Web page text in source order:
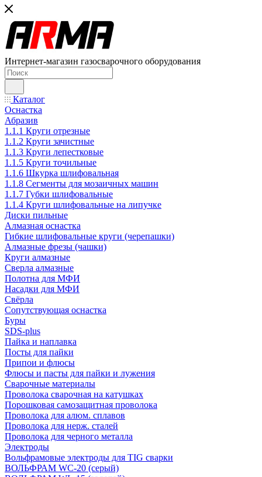
Интернет-магазин газосварочного оборудования
Каталог
Оснастка
Абразив
1.1.1 Круги отрезные
1.1.2 Круги зачистные
1.1.3 Круги лепестковые
1.1.5 Круги точильные
1.1.6 Шкурка шлифовальная
1.1.8 Сегменты для мозаичных машин
1.1.7 Губки шлифовальные
1.1.4 Круги шлифовальные на липучке
Диски пильные
Алмазная оснастка
Гибкие шлифовальные круги (черепашки)
Алмазные фрезы (чашки)
Круги алмазные
Сверла алмазные
Полотна для МФИ
Насадки для МФИ
Свёрла
Сопутствующая оснастка
Буры
SDS-plus
Пайка и наплавка
Посты для пайки
Припои и флюсы
Флюсы и пасты для пайки и лужения
Сварочные материалы
Проволока сварочная на катушках
Порошковая самозащитная проволока
Проволока для алюм. сплавов
Проволока для нерж. сталей
Проволока для черного металла
Электроды
Вольфрамовые электроды для TIG сварки
ВОЛЬФРАМ WC-20 (серый)